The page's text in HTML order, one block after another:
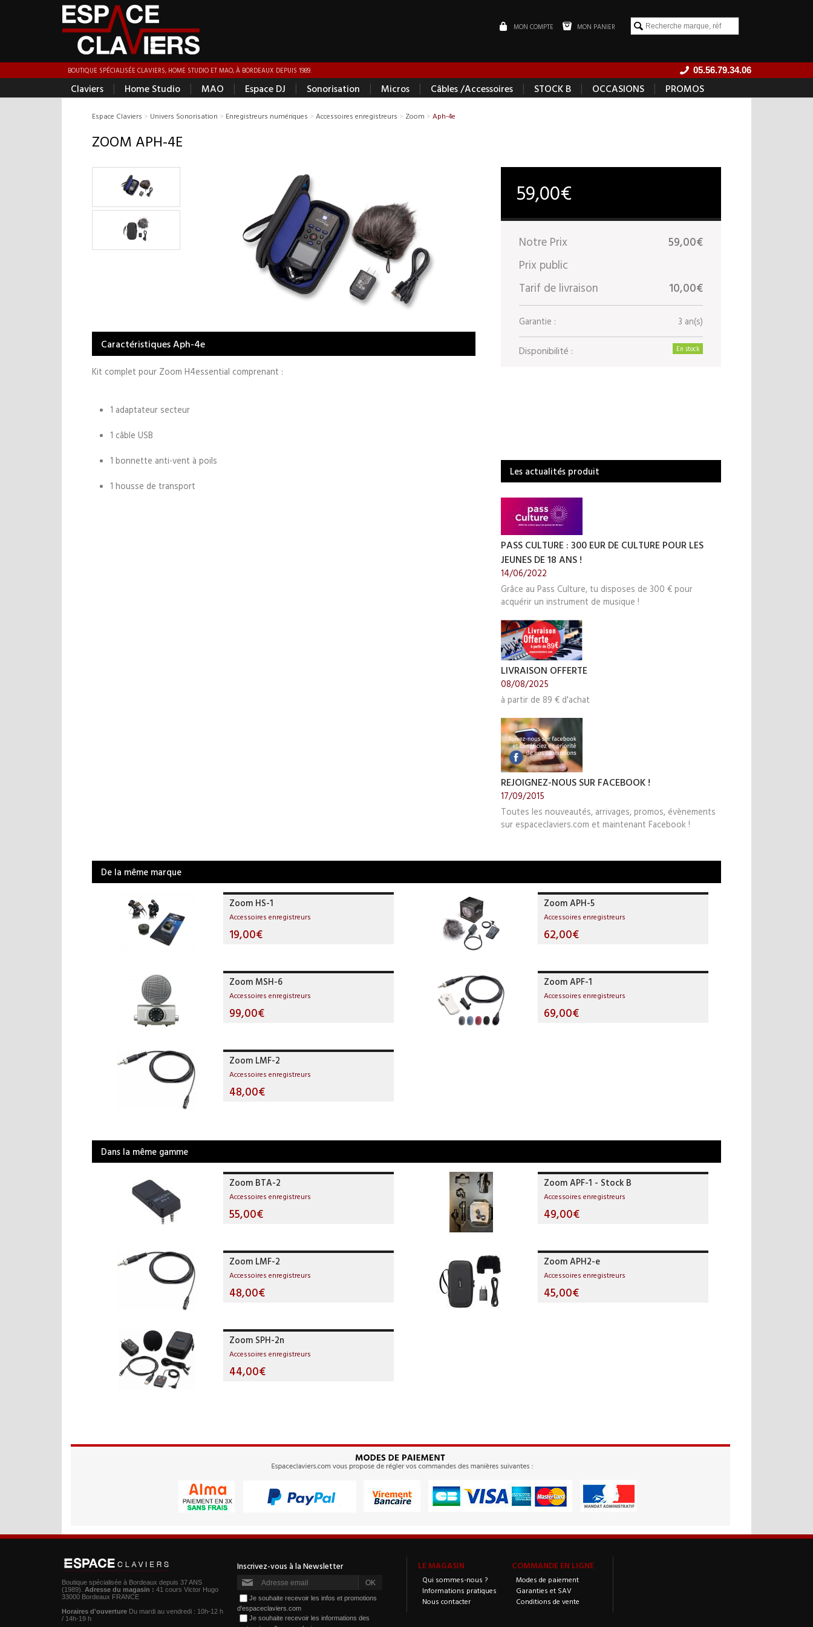
MON PANIER
MON COMPTE
05.56.79.34.06
BOUTIQUE SPÉCIALISÉE CLAVIERS, HOME STUDIO ET MAO, À BORDEAUX DEPUIS 1989.
Claviers | Home Studio | MAO | Espace DJ | Sonorisation | Micros | Câbles /Accessoires | STOCK B | OCCASIONS | PROMOS
Espace Claviers > Univers Sonorisation > Enregistreurs numériques > Accessoires enregistreurs > Zoom > Aph-4e
ZOOM APH-4E
59,00€
Notre Prix
59,00€
Prix public
Tarif de livraison
10,00€
Garantie : 3 an(s)
Disponibilité : En stock
Les actualités produit
PASS CULTURE : 300 EUR DE CULTURE POUR LES
JEUNES DE 18 ANS !
14/06/2022
Grâce au Pass Culture, tu disposes de 300 € pour
acquérir un instrument de musique !
LIVRAISON OFFERTE
08/08/2025
à partir de 89 € d'achat
REJOIGNEZ-NOUS SUR FACEBOOK !
17/09/2015
Toutes les nouveautés, arrivages, promos, évènements
sur espaceclaviers.com et maintenant Facebook !
Caractéristiques Aph-4e
Kit complet pour Zoom H4essential comprenant :
1 adaptateur secteur
1 câble USB
1 bonnette anti-vent à poils
1 housse de transport
De la même marque
Zoom HS-1
Accessoires enregistreurs
19,00€
Zoom APH-5
Accessoires enregistreurs
62,00€
Zoom MSH-6
Accessoires enregistreurs
99,00€
Zoom APF-1
Accessoires enregistreurs
69,00€
Zoom LMF-2
Accessoires enregistreurs
48,00€
Dans la même gamme
Zoom BTA-2
Accessoires enregistreurs
55,00€
Zoom APF-1 - Stock B
Accessoires enregistreurs
49,00€
Zoom LMF-2
Accessoires enregistreurs
48,00€
Zoom APH2-e
Accessoires enregistreurs
45,00€
Zoom SPH-2n
Accessoires enregistreurs
44,00€
LE MAGASIN
Qui sommes-nous ?
Informations pratiques
Nous contacter
COMMANDE EN LIGNE
Modes de paiement
Garanties et SAV
Conditions de vente
Boutique spécialisée à Bordeaux depuis 37 ANS
(1989). Adresse du magasin : 41 cours Victor Hugo
33000 Bordeaux FRANCE
Horaires d'ouverture Du mardi au vendredi : 10h-12 h
/ 14h-19 h
Je souhaite recevoir les infos et promotions
d'espaceclaviers.com
Je souhaite recevoir les informations des